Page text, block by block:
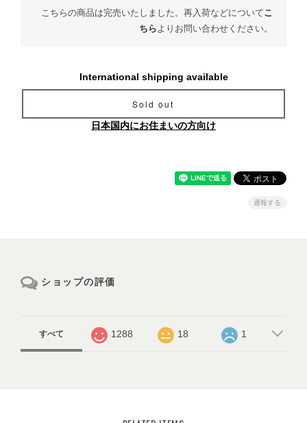
こちらの商品は完売いたしました。再入荷などについてこ
ちらよりお問い合わせください。
International shipping available
Sold out
日本国内にお住まいの方向け
通報する
ショップの評価
すべて 1288 18 1